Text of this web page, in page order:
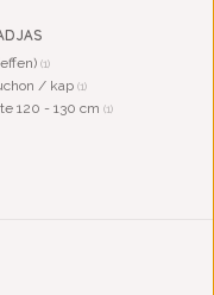
(1)
/ kap (1)
120 - 130 cm (1)